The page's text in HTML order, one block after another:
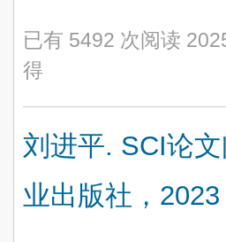
已有 5492 次阅读
得
刘进平. SCI论
业出版社，2023